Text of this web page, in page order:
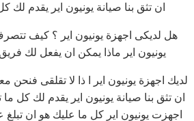
ان تثق بنا صيانة يونيون اير يقدم لك
هل لديكى اجهزة يونيون اير ؟ كيف
يونيون اير ماذا يمكن ان يفعل لك
لديك اجهزة يونيون اير ا ذا لا تقلقى فنحن
ان تثق بنا صيانة يونيون اير يقدم لك كل
اجهزت يونيون اير كل ما عليك هو ان